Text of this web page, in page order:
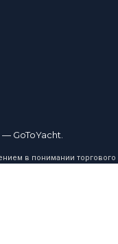
GoToYacht.
в понимании